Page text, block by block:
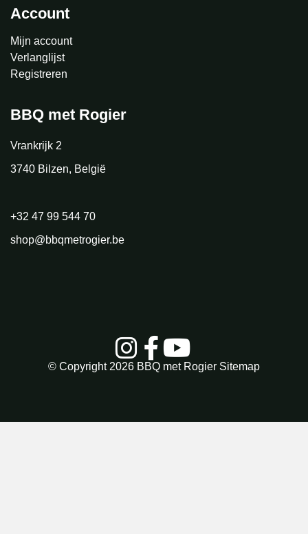
Account
Mijn account
Verlanglijst
Registreren
BBQ met Rogier
Vrankrijk 2
3740 Bilzen, België
+32 47 99 544 70
shop@bbqmetrogier.be
© Copyright 2026 BBQ met Rogier Sitemap